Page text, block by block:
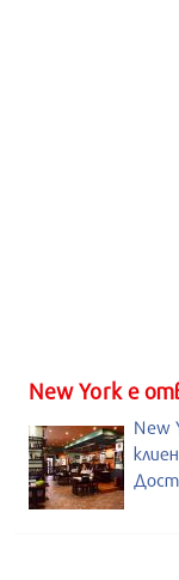
New York е
New